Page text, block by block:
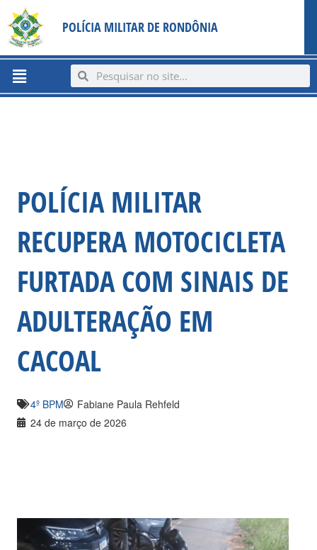
content
para
conteúdo
POLÍCIA MILITAR DE RONDÔNIA
Menu SearchSearch
POLÍCIA MILITAR
RECUPERA MOTOCICLETA
FURTADA COM SINAIS DE
ADULTERAÇÃO EM
CACOAL
4º BPM
Fabiane Paula Rehfeld
24 de março de 2026